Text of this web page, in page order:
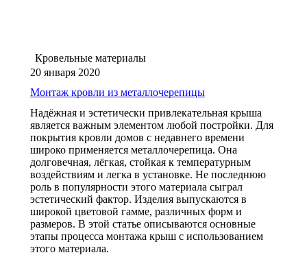
Кровельные материалы
20 января 2020
Монтаж кровли из металлочерепицы
Надёжная и эстетически привлекательная крыша
является важным элементом любой постройки. Для
покрытия кровли домов с недавнего времени
широко применяется металлочерепица. Она
долговечная, лёгкая, стойкая к температурным
воздействиям и легка в установке. Не последнюю
роль в популярности этого материала сыграл
эстетический фактор. Изделия выпускаются в
широкой цветовой гамме, различных форм и
размеров. В этой статье описываются основные
этапы процесса монтажа крыш с использованием
этого материала.